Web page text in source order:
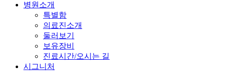
병원소개
특별함
의료진소개
둘러보기
보유장비
진료시간/오시는 길
시그니처